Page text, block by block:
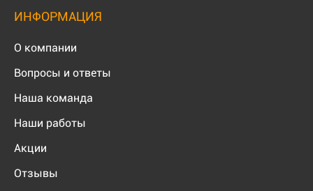
ИНФОРМАЦИЯ
О компании
Вопросы и ответы
Наша команда
Наши работы
Акции
Отзывы